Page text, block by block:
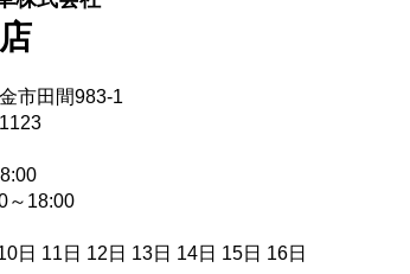
市田間983-1
～18:00
日 11日 12日 13日 14日 15日 16日